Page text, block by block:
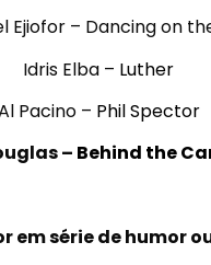
Ejiofor – Dancing on
Idris Elba – Luther
Pacino – Phil Spector
– Behind the
em série de humor